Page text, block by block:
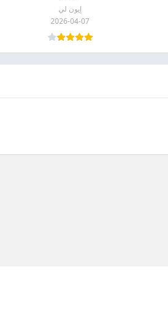
إيون لي
2026-04-07